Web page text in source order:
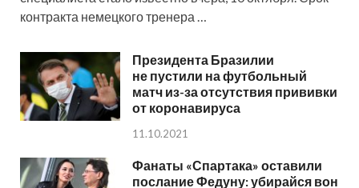
контракта немецкого тренера …
Президента Бразилии
не пустили на футбольный
матч из-за отсутствия прививки
от коронавируса
11.10.2021
Фанаты «Спартака» оставили
послание Федуну: убирайся вон